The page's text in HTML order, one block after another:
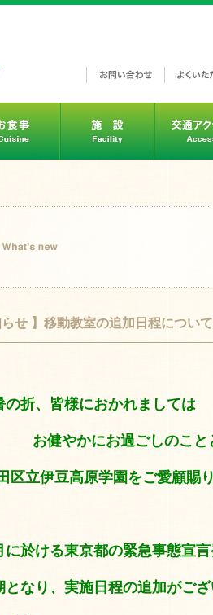
せ 】移動教室の追加日程につい
様におかれましては
かにお過ごしのこととお
区立伊豆高原学園をご愛顧賜
於ける東京都の緊急事態宣
なり、実施日程の追加がご